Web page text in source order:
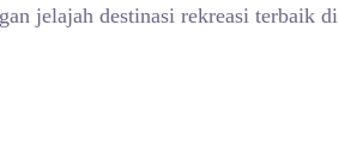
jelajah destinasi rekreasi terbaik